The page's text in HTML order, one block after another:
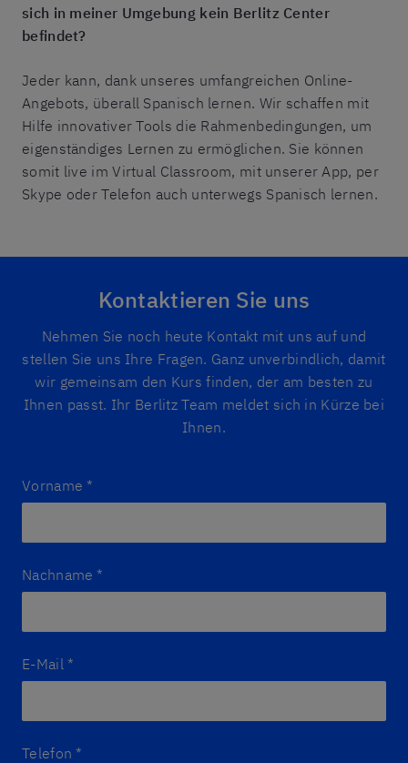
sich in meiner Umgebung kein Berlitz Center
befindet?
Jeder kann, dank unseres umfangreichen Online-
Angebots, überall Spanisch lernen. Wir schaffen mit
Hilfe innovativer Tools die Rahmenbedingungen, um
eigenständiges Lernen zu ermöglichen. Sie können
somit live im Virtual Classroom, mit unserer App, per
Skype oder Telefon auch unterwegs Spanisch lernen.
Kontaktieren Sie uns
Nehmen Sie noch heute Kontakt mit uns auf und
stellen Sie uns Ihre Fragen. Ganz unverbindlich, damit
wir gemeinsam den Kurs finden, der am besten zu
Ihnen passt. Ihr Berlitz Team meldet sich in Kürze bei
Ihnen.
Vorname *
Nachname *
E-Mail *
Telefon *